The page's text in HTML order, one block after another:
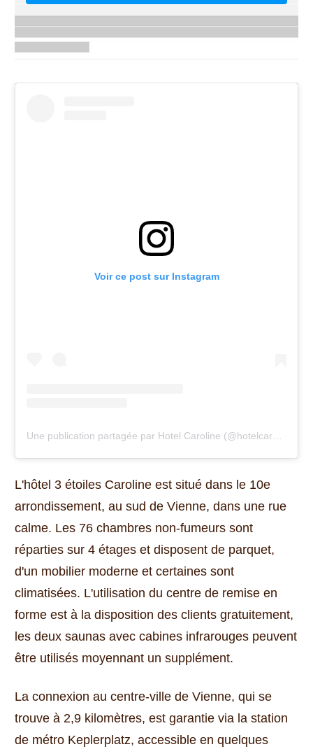
Voir ce post sur Instagram
L'hôtel 3 étoiles Caroline est situé dans le 10e
arrondissement, au sud de Vienne, dans une rue
calme. Les 76 chambres non-fumeurs sont
réparties sur 4 étages et disposent de parquet,
d'un mobilier moderne et certaines sont
climatisées. L'utilisation du centre de remise en
forme est à la disposition des clients gratuitement,
les deux saunas avec cabines infrarouges peuvent
être utilisés moyennant un supplément.
La connexion au centre-ville de Vienne, qui se
trouve à 2,9 kilomètres, est garantie via la station
de métro Keplerplatz, accessible en quelques